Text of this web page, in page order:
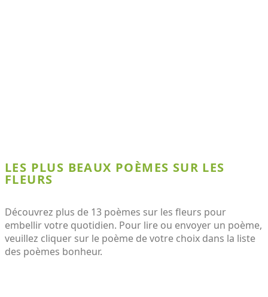
LES PLUS BEAUX POÈMES SUR LES
FLEURS
Découvrez plus de 13 poèmes sur les fleurs pour
embellir votre quotidien. Pour lire ou envoyer un poème,
veuillez cliquer sur le poème de votre choix dans la liste
des poèmes bonheur.